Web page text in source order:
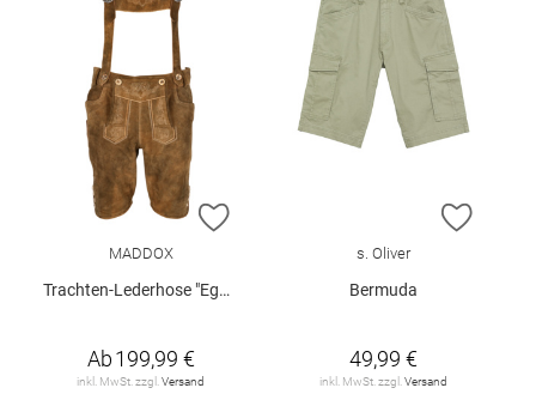
ZUR WUNSCHLISTE HINZUFÜGEN
MADDOX
Trachten-Lederhose "Egbert"
Ab199,99 €
inkl. MwSt. zzgl. Versand
ZUR
s. Oliver
Bermuda
49,99 €
inkl. MwSt. zzgl. Versand